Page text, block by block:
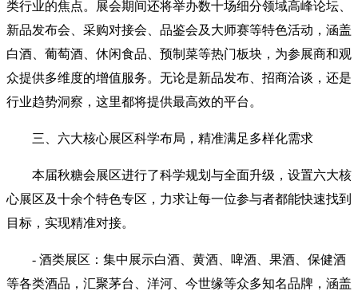
类行业的焦点。展会期间还将举办数十场细分领域高峰论坛、
新品发布会、采购对接会、品鉴会及大师赛等特色活动，涵盖
白酒、葡萄酒、休闲食品、预制菜等热门板块，为参展商和观
众提供多维度的增值服务。无论是新品发布、招商洽谈，还是
行业趋势洞察，这里都将提供最高效的平台。
三、六大核心展区科学布局，精准满足多样化需求
本届秋糖会展区进行了科学规划与全面升级，设置六大核
心展区及十余个特色专区，力求让每一位参与者都能快速找到
目标，实现精准对接。
- 酒类展区：集中展示白酒、黄酒、啤酒、果酒、保健酒
等各类酒品，汇聚茅台、洋河、今世缘等众多知名品牌，涵盖